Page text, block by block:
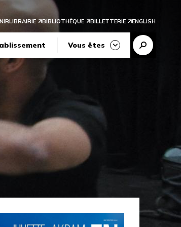
LIBRAIRIE BIBLIOTHÈQUE BILLETTERIE ENGLISH
Vous êtes